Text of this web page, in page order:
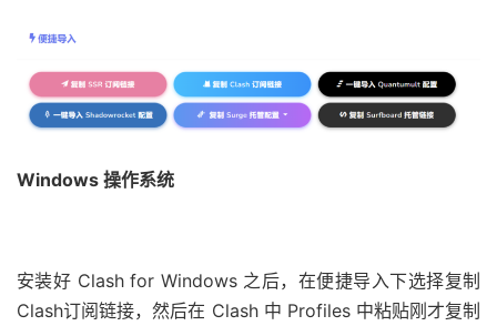
Windows 操作系统
安装好 Clash for Windows 之后，在便捷导入下选择复制
Clash订阅链接，然后在 Clash 中 Profiles 中粘贴刚才复制